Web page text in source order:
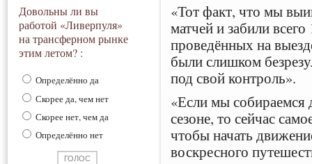
Довольны ли вы
работой «Ливерпуля»
на трансферном рынке
этим летом? :
Определённо да
Скорее да, чем нет
Скорее нет, чем да
Определённо нет
«Тот факт, что мы
матчей и забили
проведённых на
были слишком
под свой контроль».
«Если мы собираемся
сезоне, то сейчас
чтобы начать
воскресного